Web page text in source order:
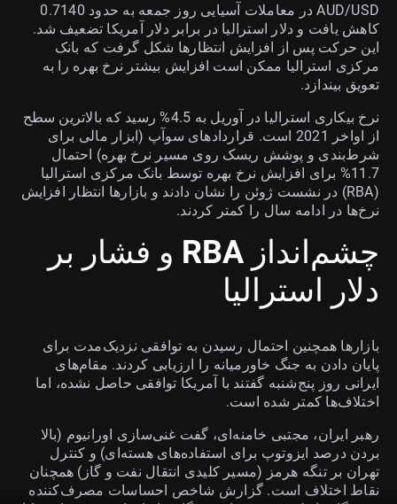
AUD/USD در معاملات آسیایی روز جمعه به حدود 0.7140
کاهش یافت و دلار استرالیا در برابر دلار آمریکا تضعیف شد.
این حرکت پس از افزایش انتظارها شکل گرفت که بانک
مرکزی استرالیا ممکن است افزایش بیشتر نرخ بهره را به
تعویق بیندازد.
نرخ بیکاری استرالیا در آوریل به 4.5% رسید که بالاترین سطح
از اواخر 2021 است. قراردادهای سوآپ (ابزار مالی برای
شرط‌بندی و پوشش ریسک روی مسیر نرخ بهره) احتمال
11.7% برای افزایش نرخ بهره توسط بانک مرکزی استرالیا
(RBA) در نشست ژوئن را نشان دادند و بازارها انتظار افزایش
نرخ‌ها در ادامه سال را کمتر کردند.
چشم‌انداز RBA و فشار بر
دلار استرالیا
بازارها همچنین احتمال رسیدن به توافقی نزدیک‌مدت برای
پایان دادن به جنگ خاورمیانه را ارزیابی کردند. مقام‌های
ایرانی روز پنج‌شنبه گفتند با آمریکا توافقی حاصل نشده، اما
اختلاف‌ها کمتر شده است.
رهبر ایران، مجتبی خامنه‌ای، گفت غنی‌سازی اورانیوم (بالا
بردن درصد ایزوتوپ برای استفاده‌های هسته‌ای) و کنترل
تهران بر تنگه هرمز (مسیر کلیدی انتقال نفت و گاز) همچنان
نقاط اختلاف است. گزارش شاخص احساسات مصرف‌کننده